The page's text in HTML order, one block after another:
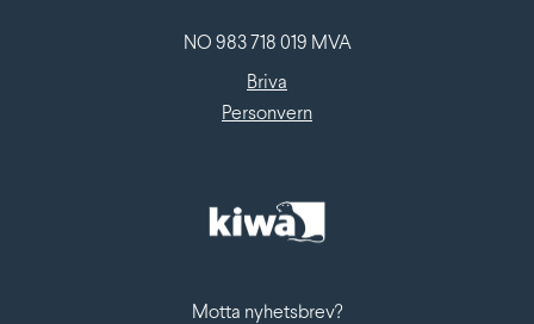
NO 983 718 019 MVA
Briva
Personvern
Motta nyhetsbrev?